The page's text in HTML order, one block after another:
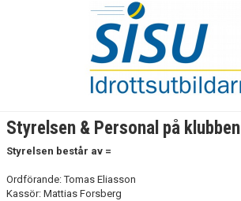
PRIVATLEKTIONER
STÖDMEDLEM
Styrelsen & Personal på klubben
Styrelsen består av =
Ordförande: Tomas Eliasson
Kassör: Mattias Forsberg